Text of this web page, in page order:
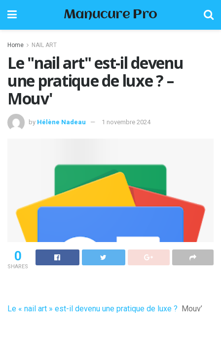
Manucure Pro
Home NAIL ART
Le "nail art" est-il devenu
une pratique de luxe ? –
Mouv'
by Hélène Nadeau 1 novembre 2024
0
SHARES
Le « nail art » est-il devenu une pratique de luxe ? Mouv’